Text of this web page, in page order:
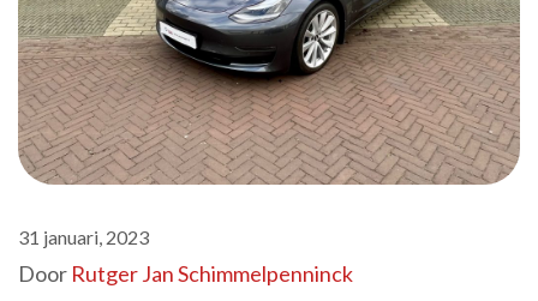
31 januari, 2023
Door Rutger Jan Schimmelpenninck